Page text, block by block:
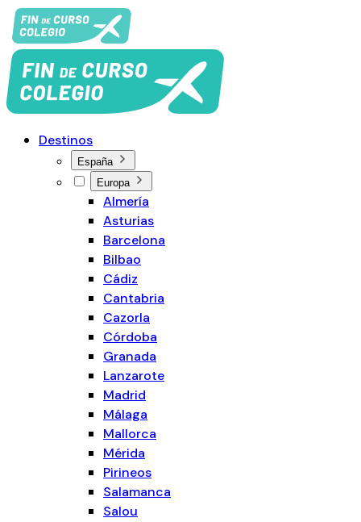
Destinos
España
Europa
Almería
Asturias
Barcelona
Bilbao
Cádiz
Cantabria
Cazorla
Córdoba
Granada
Lanzarote
Madrid
Málaga
Mallorca
Mérida
Pirineos
Salamanca
Salou